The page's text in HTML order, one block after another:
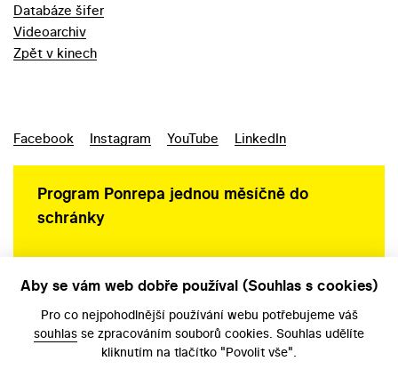
Databáze šifer
Videoarchiv
Zpět v kinech
Facebook Instagram YouTube LinkedIn
Program Ponrepa jednou měsíčně do
schránky
Aby se vám web dobře používal (Souhlas s cookies)
Pro co nejpohodlnější používání webu potřebujeme váš
souhlas se zpracováním souborů cookies. Souhlas udělíte
kliknutím na tlačítko "Povolit vše".